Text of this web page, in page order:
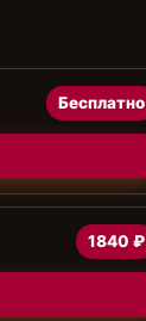
Бесплатно
1840 ₽